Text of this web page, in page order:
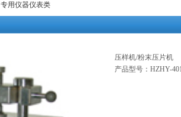
专用仪器仪表类
压样机/粉末压片机
产品型号：HZHY-